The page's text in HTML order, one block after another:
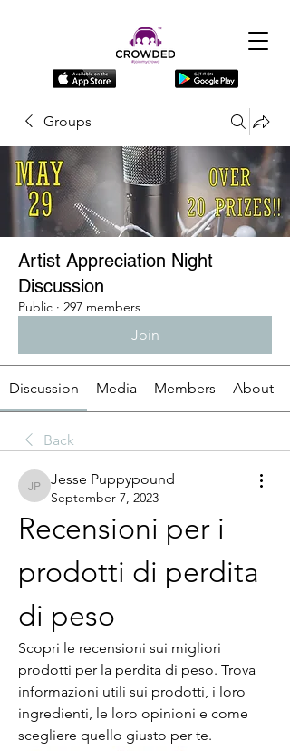
Groups
Artist Appreciation Night
Discussion
Public · 297 members
Join
Discussion Media Members About
Back
Jesse Puppypound
Jesse Puppypound
September 7, 2023
Recensioni per i
prodotti di perdita
di peso
Scopri le recensioni sui migliori
prodotti per la perdita di peso. Trova
informazioni utili sui prodotti, i loro
ingredienti, le loro opinioni e come
scegliere quello giusto per te.